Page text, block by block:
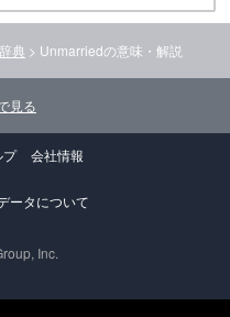
典 > Unmarriedの意味・解説
見る
プ 会社情報
ータについて
Inc.